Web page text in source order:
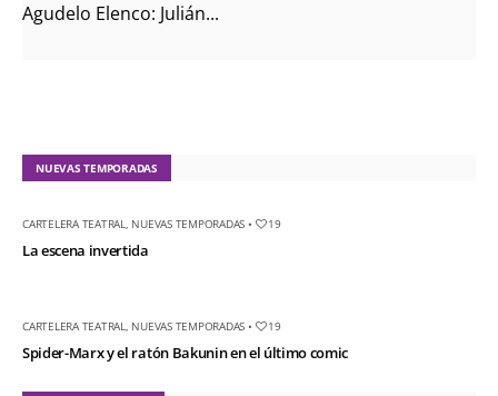
Agudelo Elenco: Julián...
NUEVAS TEMPORADAS
CARTELERA TEATRAL, NUEVAS TEMPORADAS • 19
La escena invertida
CARTELERA TEATRAL, NUEVAS TEMPORADAS • 19
Spider-Marx y el ratón Bakunin en el último comic